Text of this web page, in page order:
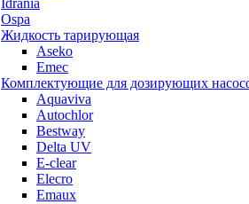
Ospa
Жидкость тарирующая
Aseko
Emec
Комплектующие для дозирующих
Aquaviva
Autochlor
Bestway
Delta UV
E-clear
Elecro
Emaux